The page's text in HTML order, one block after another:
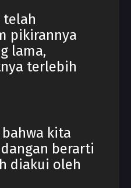
telah
pikirannya
lama,
terlebih
kita
berarti
diakui oleh